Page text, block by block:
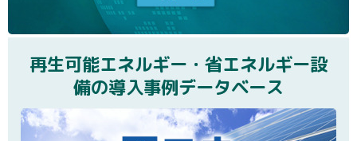
再生可能エネルギー・省エネルギー設
備の導入事例データベース